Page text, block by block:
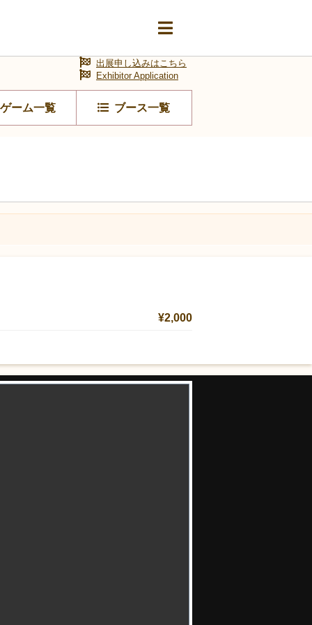
ゲーム一覧 ブース一覧
出展申し込みはこちら
Exhibitor Application
¥2,000